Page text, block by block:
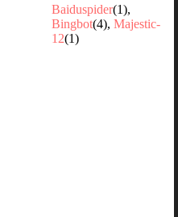
Baiduspider(1),
Bingbot(4), Majestic-
12(1)